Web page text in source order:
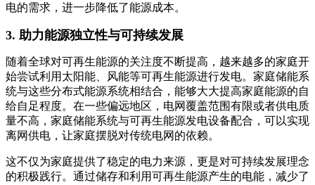
电的需求，进一步降低了能源成本。
3. 助力能源独立性与可持续发展
随着全球对可再生能源的关注度不断提高，越来越多的家庭开
始尝试利用太阳能、风能等可再生能源进行发电。家庭储能系
统与这些分布式能源系统相结合，能够大大提高家庭能源的自
给自足程度。在一些偏远地区，电网覆盖范围有限或者供电质
量不高，家庭储能系统与可再生能源发电设备配合，可以实现
离网供电，让家庭摆脱对传统电网的依赖。
这不仅为家庭提供了稳定的电力来源，更是对可持续发展理念
的积极践行。通过储存和利用可再生能源产生的电能，减少了